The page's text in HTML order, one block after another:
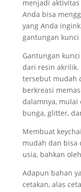
menjadi
Anda bisa
yang Anda
gantungan kunci
Gantungan
dari resin akrilik.
tersebut mudah
berkreasi
dalamnya, mulai
bunga, glitter,
Membuat
mudah dan bisa
usia, bahkan
Adapun bahan
cetakan, alas